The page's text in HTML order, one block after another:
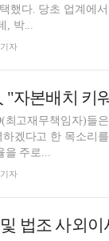
했다. 당초 업계에
, 박...
자
최고재무책임자)들
겠다고 한 목소리
을 주로...
자